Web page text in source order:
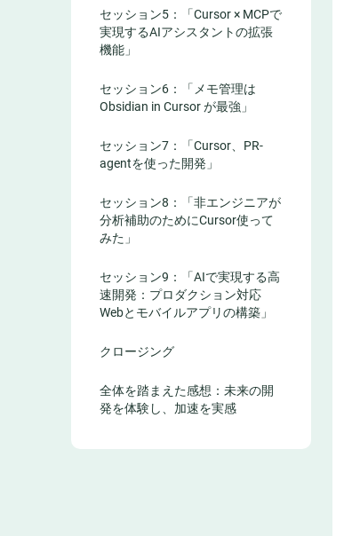
セッション5：「Cursor × MCPで
実現するAIアシスタントの拡張
機能」
セッション6：「メモ管理は
Obsidian in Cursor が最強」
セッション7：「Cursor、PR-
agentを使った開発」
セッション8：「非エンジニアが
分析補助のためにCursor使って
みた」
セッション9：「AIで実現する高
速開発：プロダクション対応
Webとモバイルアプリの構築」
クロージング
全体を踏まえた感想：未来の開
発を体験し、加速を実感